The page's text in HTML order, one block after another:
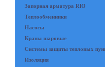
Запорная арматура RIO
Теплообменники
Насосы
Краны шаровые
Системы защиты тепловых
Изоляция